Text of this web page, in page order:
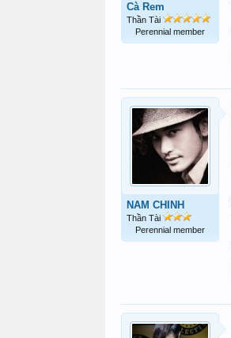
Cà Rem
Thần Tài
Perennial member
NAM CHINH
Thần Tài
Perennial member